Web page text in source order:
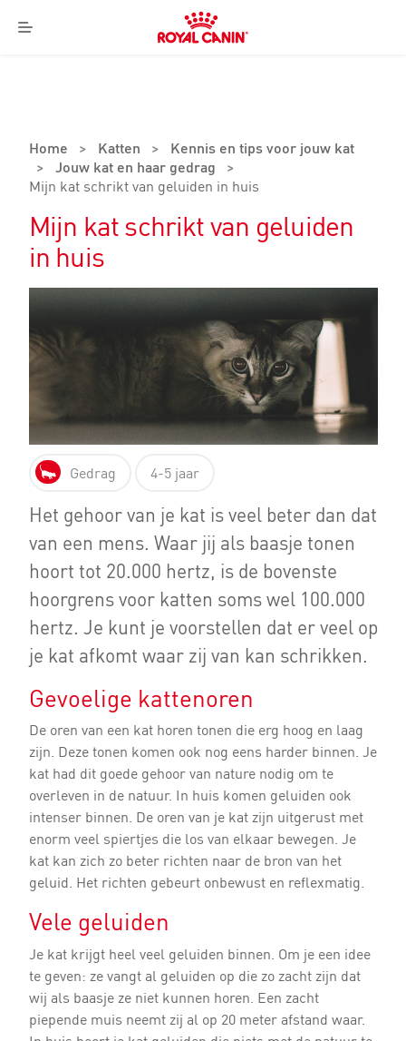
Menu
Royal
Canin
Home > Katten >
Kennis en tips voor jouw kat
> Jouw kat en haar gedrag
>
Mijn kat schrikt van geluiden in huis
Mijn kat schrikt van geluiden
in huis
Gedrag 4-5 jaar
Het gehoor van je kat is veel beter dan dat
van een mens. Waar jij als baasje tonen
hoort tot 20.000 hertz, is de bovenste
hoorgrens voor katten soms wel 100.000
hertz. Je kunt je voorstellen dat er veel op
je kat afkomt waar zij van kan schrikken.
Gevoelige kattenoren
De oren van een kat horen tonen die erg hoog en laag
zijn. Deze tonen komen ook nog eens harder binnen. Je
kat had dit goede gehoor van nature nodig om te
overleven in de natuur. In huis komen geluiden ook
intenser binnen. De oren van je kat zijn uitgerust met
enorm veel spiertjes die los van elkaar bewegen. Je
kat kan zich zo beter richten naar de bron van het
geluid. Het richten gebeurt onbewust en reflexmatig.
Vele geluiden
Je kat krijgt heel veel geluiden binnen. Om je een idee
te geven: ze vangt al geluiden op die zo zacht zijn dat
wij als baasje ze niet kunnen horen. Een zacht
piepende muis neemt zij al op 20 meter afstand waar.